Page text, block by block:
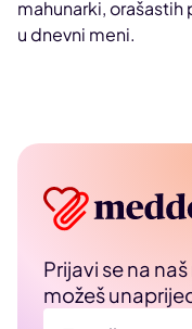
mahunarki, orašastih
u dnevni meni.
Prijavi se na
možeš